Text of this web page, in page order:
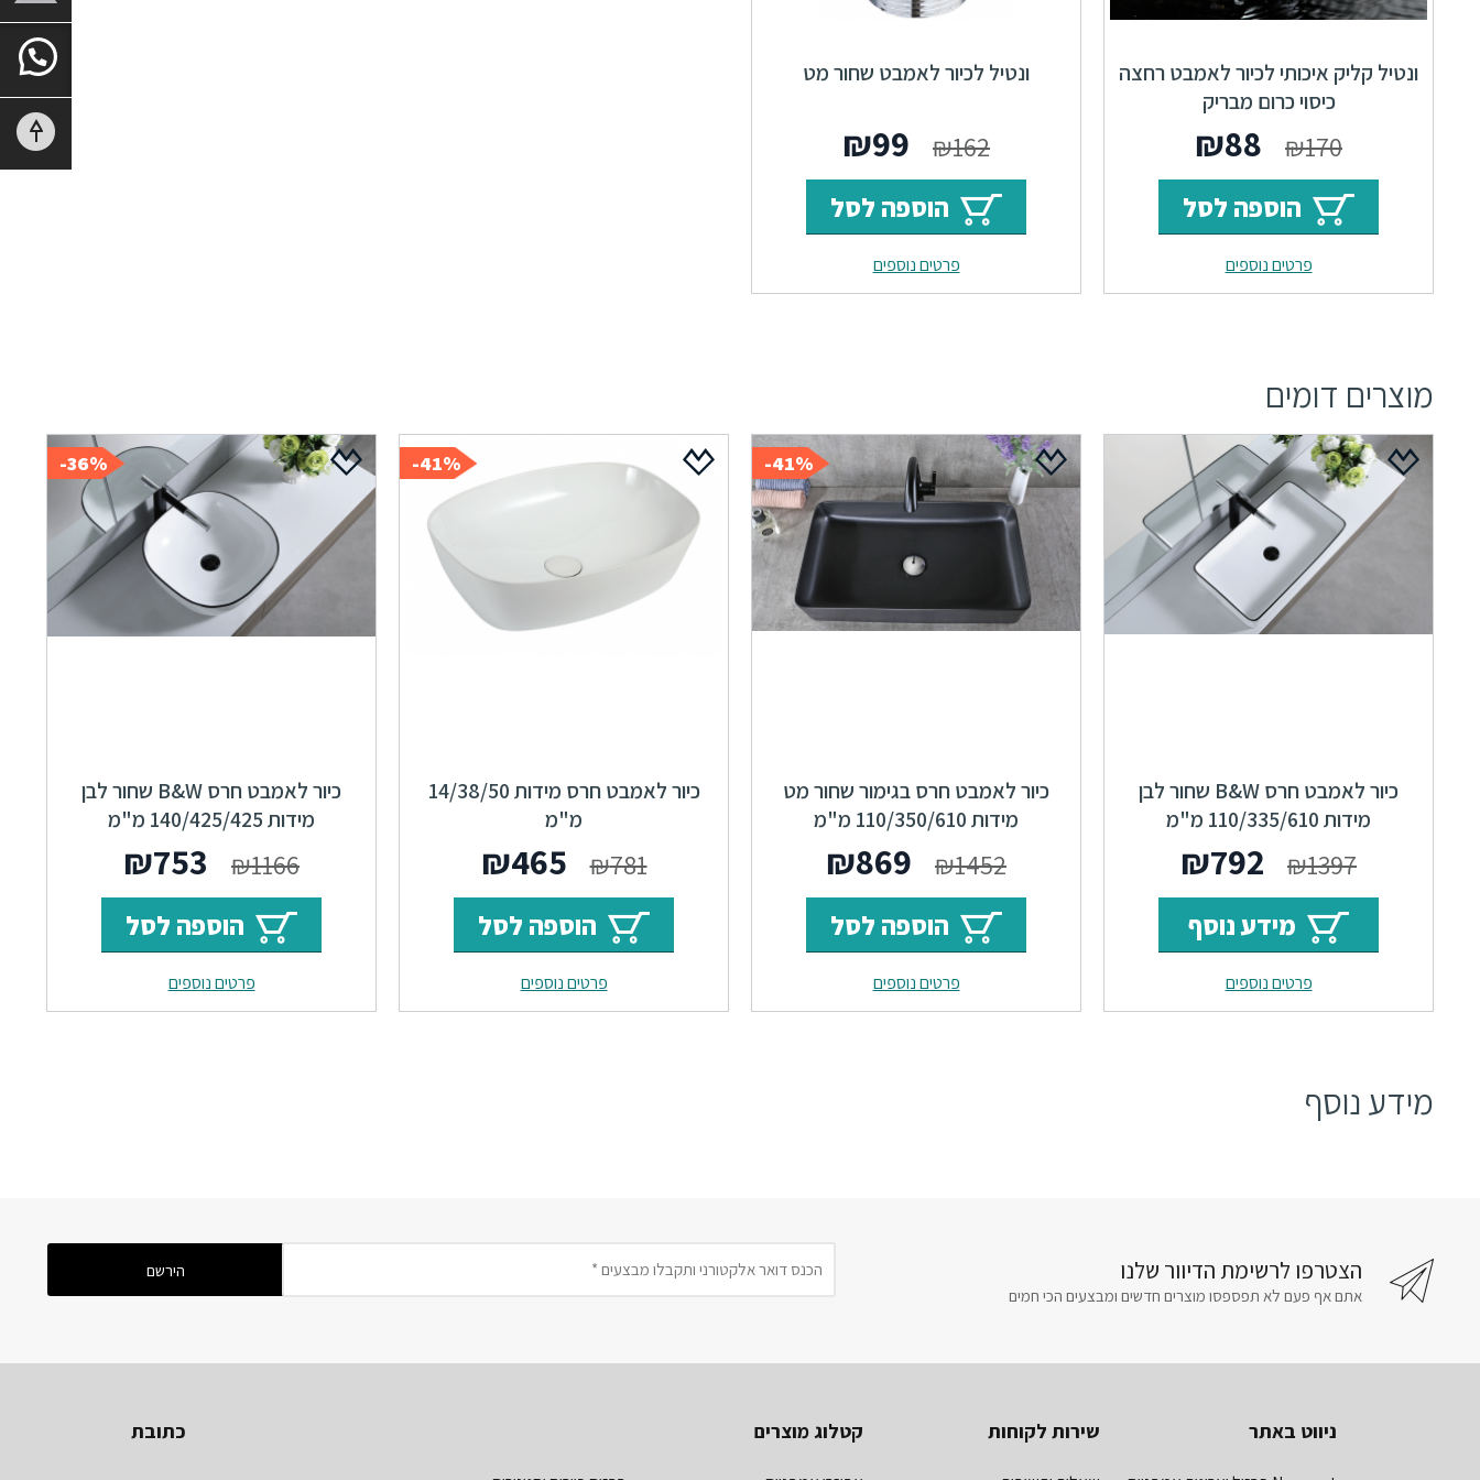
ונטיל קליק איכותי לכיור לאמבט רחצה
כיסוי כרום מבריק
₪170
המחיר
המקורי
היה:
₪170.
₪88
הנוכחי
הוא:
₪88.
הוספה לסל
פרטים נוספים
ונטיל לכיור לאמבט שחור מט
₪162
המחיר
המקורי
היה:
₪162.
₪99
הנוכחי
הוא:
₪99.
הוספה לסל
פרטים נוספים
מוצרים דומים
כיור לאמבט חרס B&W שחור לבן
מידות 110/335/610 מ"מ
₪1397
המחיר
המקורי
היה:
₪1397.
₪792
הנוכחי
הוא:
₪792.
מידע נוסף
פרטים נוספים
41%-
כיור לאמבט חרס בגימור שחור מט
מידות 110/350/610 מ"מ
₪1452
המחיר
המקורי
היה:
₪1452.
₪869
הנוכחי
הוא:
₪869.
הוספה לסל
פרטים נוספים
41%-
כיור לאמבט חרס מידות 14/38/50
מ"מ
₪781
המחיר
המקורי
היה:
₪781.
₪465
הנוכחי
הוא:
₪465.
הוספה לסל
פרטים נוספים
36%-
כיור לאמבט חרס B&W שחור לבן
מידות 140/425/425 מ"מ
₪1166
המחיר
המקורי
היה:
₪1166.
₪753
הנוכחי
הוא:
₪753.
הוספה לסל
פרטים נוספים
מידע נוסף
הצטרפו לרשימת הדיוור שלנו
אתם אף פעם לא תפספסו מוצרים חדשים ומבצעים הכי חמים
ניווט באתר שירות לקוחות קטלוג מוצרים כתובת